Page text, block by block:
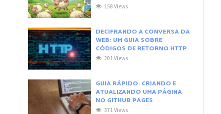
158 Views
DECIFRANDO A CONVERSA DA
WEB: UM GUIA SOBRE
CÓDIGOS DE RETORNO HTTP
201 Views
GUIA RÁPIDO: CRIANDO E
ATUALIZANDO UMA PÁGINA
NO GITHUB PAGES
371 Views